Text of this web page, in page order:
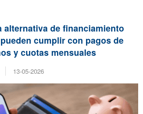
alternativa de financiamiento
cumplir con pagos de
y cuotas mensuales
13-05-2026